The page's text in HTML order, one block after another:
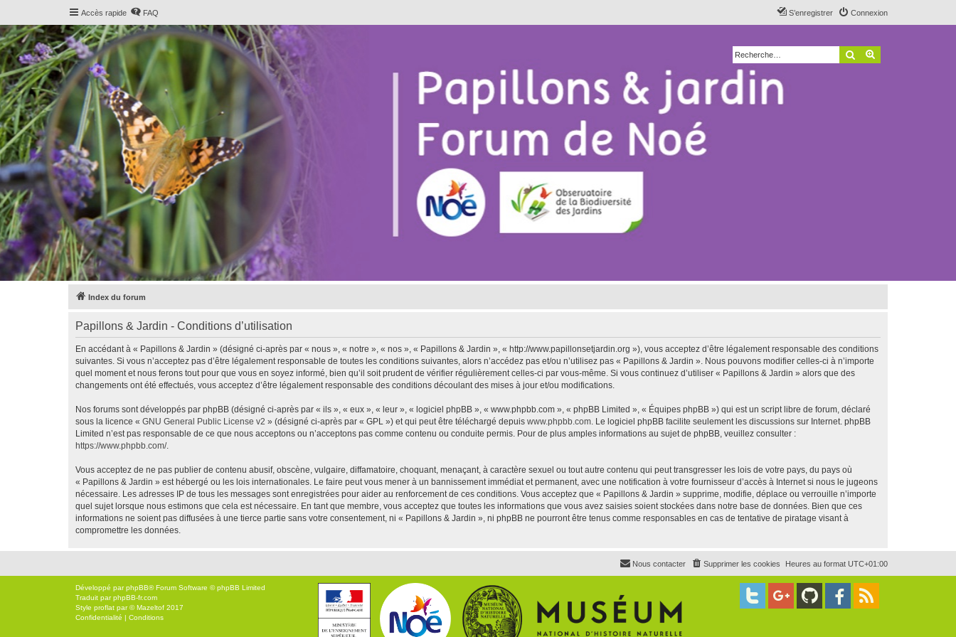
Accès rapide FAQ Connexion
S’enregistrer
Rechercher
Index du forum
Papillons & Jardin - Conditions d’utilisation
En accédant à « Papillons & Jardin » (désigné ci-après par « nous », « notre », « nos », « Papillons & Jardin », « http://www.papillonsetjardin.org »), vous acceptez d’être légalement responsable des conditions
suivantes. Si vous n’acceptez pas d’être légalement responsable de toutes les conditions suivantes, alors n’accédez pas et/ou n’utilisez pas « Papillons & Jardin ». Nous pouvons modifier celles-ci à n’importe
quel moment et nous ferons tout pour que vous en soyez informé, bien qu’il soit prudent de vérifier régulièrement celles-ci par vous-même. Si vous continuez d’utiliser « Papillons & Jardin » alors que des
changements ont été effectués, vous acceptez d’être légalement responsable des conditions découlant des mises à jour et/ou modifications.
Nos forums sont développés par phpBB (désigné ci-après par « ils », « eux », « leur », « logiciel phpBB », « www.phpbb.com », « phpBB Limited », « Équipes phpBB ») qui est un script libre de forum, déclaré
sous la licence « GNU General Public License v2 » (désigné ci-après par « GPL ») et qui peut être téléchargé depuis www.phpbb.com. Le logiciel phpBB facilite seulement les discussions sur Internet. phpBB
Limited n’est pas responsable de ce que nous acceptons ou n’acceptons pas comme contenu ou conduite permis. Pour de plus amples informations au sujet de phpBB, veuillez consulter :
https://www.phpbb.com/.
Vous acceptez de ne pas publier de contenu abusif, obscène, vulgaire, diffamatoire, choquant, menaçant, à caractère sexuel ou tout autre contenu qui peut transgresser les lois de votre pays, du pays où
« Papillons & Jardin » est hébergé ou les lois internationales. Le faire peut vous mener à un bannissement immédiat et permanent, avec une notification à votre fournisseur d’accès à Internet si nous le jugeons
nécessaire. Les adresses IP de tous les messages sont enregistrées pour aider au renforcement de ces conditions. Vous acceptez que « Papillons & Jardin » supprime, modifie, déplace ou verrouille n’importe
quel sujet lorsque nous estimons que cela est nécessaire. En tant que membre, vous acceptez que toutes les informations que vous avez saisies soient stockées dans notre base de données. Bien que ces
informations ne soient pas diffusées à une tierce partie sans votre consentement, ni « Papillons & Jardin », ni phpBB ne pourront être tenus comme responsables en cas de tentative de piratage visant à
compromettre les données.
Heures au format UTC+01:00
Supprimer les cookies
Nous contacter
Développé parphpBB® Forum Software © phpBB Limited
Traduit parphpBB-fr.com
Style proflat par ©Mazeltof 2017
Confidentialité | Conditions